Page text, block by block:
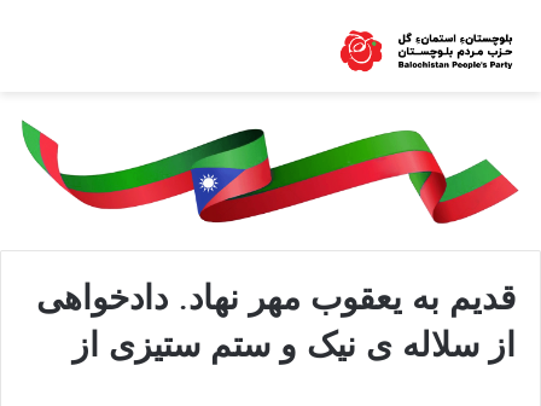
قدیم به یعقوب مهر نهاد. دادخواهی
از سلاله ی نیک و ستم ستیزی از